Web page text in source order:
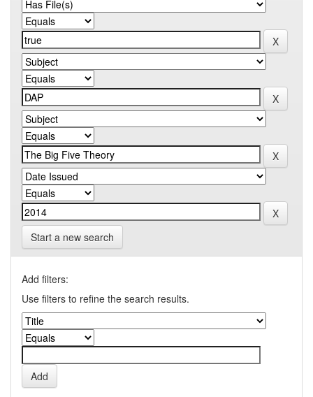
Start a new search
Add filters:
Use filters to refine the search results.